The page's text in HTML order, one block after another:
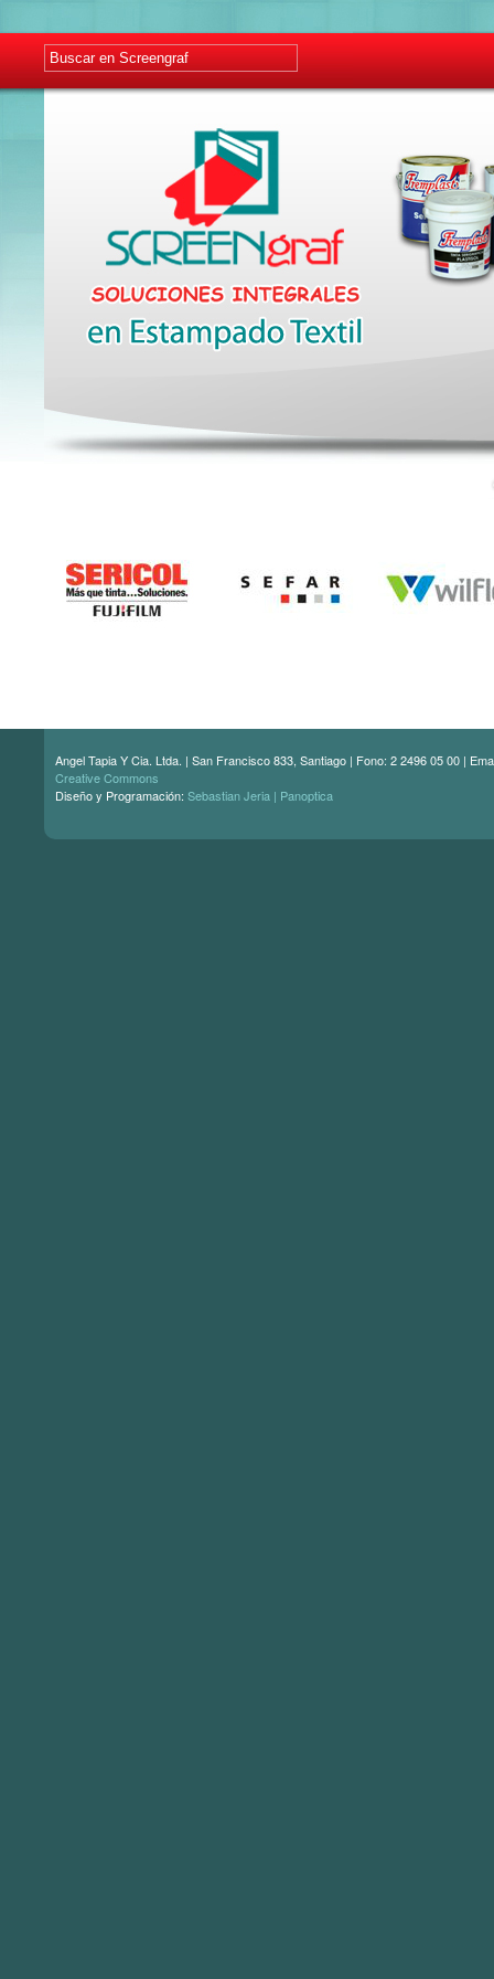
Angel Tapia Y Cia. Ltda. | San Francisco 833, Santiago | Fono: 2 2496 05 00 |
Creative Commons
Diseño y Programación: Sebastian Jeria | Panoptica